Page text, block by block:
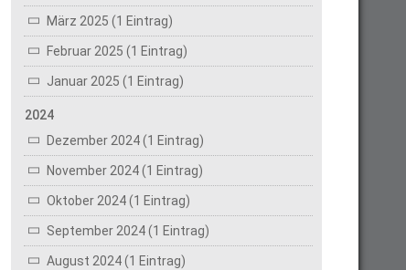
März 2025 (1 Eintrag)
Februar 2025 (1 Eintrag)
Januar 2025 (1 Eintrag)
2024
Dezember 2024 (1 Eintrag)
November 2024 (1 Eintrag)
Oktober 2024 (1 Eintrag)
September 2024 (1 Eintrag)
August 2024 (1 Eintrag)